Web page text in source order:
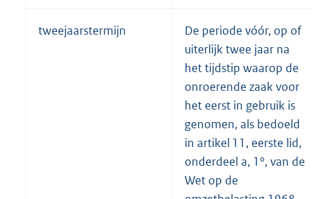
tweejaarstermijn
De periode vóór, op of
uiterlijk twee jaar na
het tijdstip waarop de
onroerende zaak voor
het eerst in gebruik is
genomen, als bedoeld
in artikel 11, eerste lid,
onderdeel a, 1°, van de
Wet op de